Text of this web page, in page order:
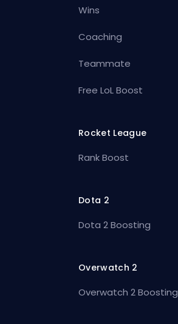
Wins
Coaching
Teammate
Free LoL Boost
Rocket League
Rank Boost
Dota 2
Dota 2 Boosting
Overwatch 2
Overwatch 2 Boosting